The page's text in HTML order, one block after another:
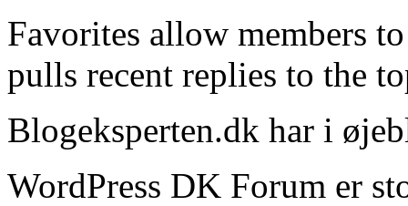
Favorites allow members
pulls recent replies to the
Blogeksperten.dk har i
WordPress DK Forum er